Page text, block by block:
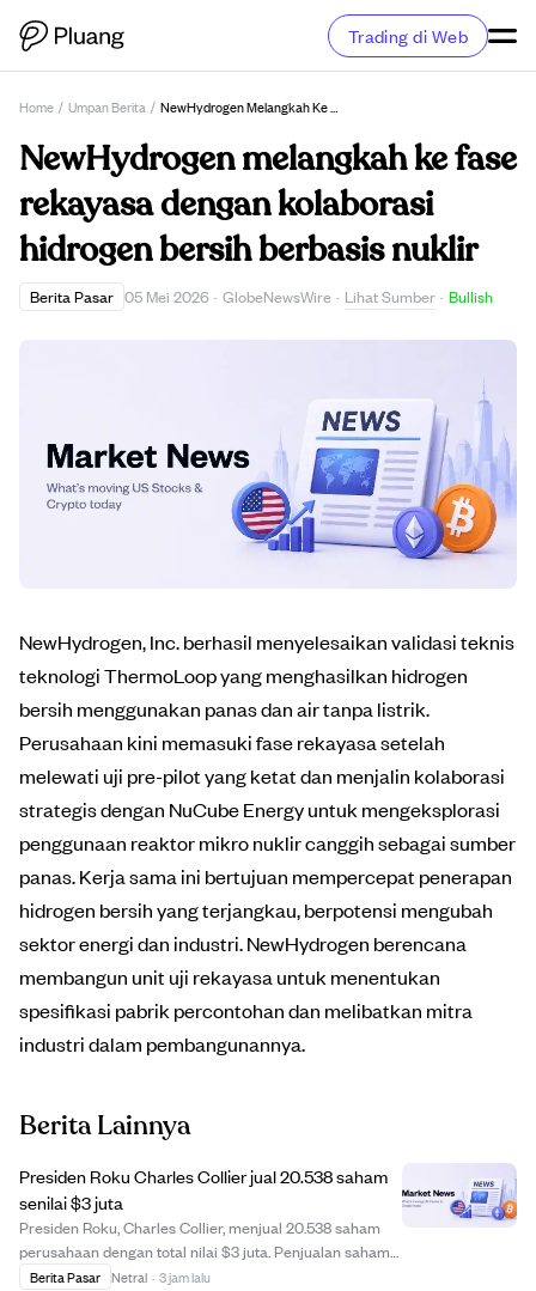
Trading di Web
Home / Umpan Berita / NewHydrogen Melangkah Ke Fase Rekayasa Dengan Kolaborasi Hidrogen Bersih Berbasis Nuklir
NewHydrogen melangkah ke fase
rekayasa dengan kolaborasi
hidrogen bersih berbasis nuklir
Berita Pasar 05 Mei 2026 · GlobeNewsWire · Lihat Sumber · Bullish
NewHydrogen, Inc. berhasil menyelesaikan validasi teknis
teknologi ThermoLoop yang menghasilkan hidrogen
bersih menggunakan panas dan air tanpa listrik.
Perusahaan kini memasuki fase rekayasa setelah
melewati uji pre-pilot yang ketat dan menjalin kolaborasi
strategis dengan NuCube Energy untuk mengeksplorasi
penggunaan reaktor mikro nuklir canggih sebagai sumber
panas. Kerja sama ini bertujuan mempercepat penerapan
hidrogen bersih yang terjangkau, berpotensi mengubah
sektor energi dan industri. NewHydrogen berencana
membangun unit uji rekayasa untuk menentukan
spesifikasi pabrik percontohan dan melibatkan mitra
industri dalam pembangunannya.
Berita Lainnya
Presiden Roku Charles Collier jual 20.538 saham
senilai $3 juta
Presiden Roku, Charles Collier, menjual 20.538 saham
perusahaan dengan total nilai $3 juta. Penjualan saham
ini bisa jadi bagian dari perencanaan keuangan pribadi
Berita Pasar Netral · 3 jam lalu